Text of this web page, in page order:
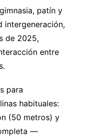
patín y
intergeneración,
de 2025,
entre
para
habituales:
(50 metros) y
—